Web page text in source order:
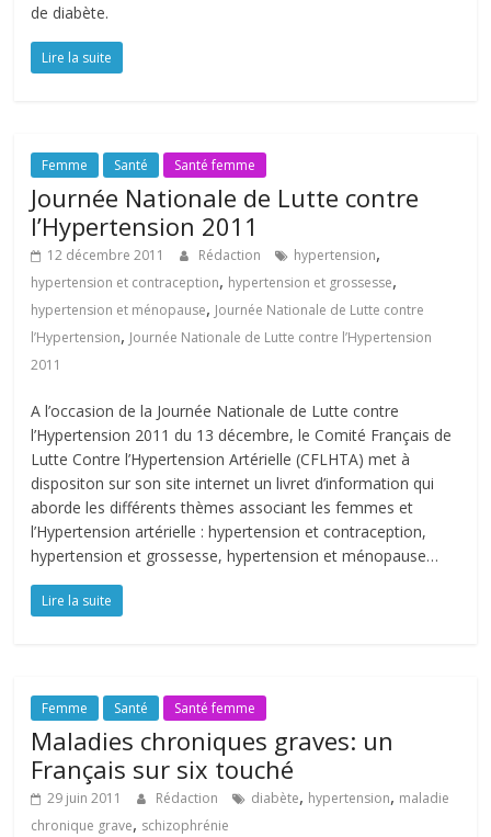
de diabète.
Lire la suite
Femme Santé Santé femme
Journée Nationale de Lutte contre
l’Hypertension 2011
12 décembre 2011 Rédaction hypertension,
hypertension et contraception, hypertension et grossesse,
hypertension et ménopause, Journée Nationale de Lutte contre
l’Hypertension, Journée Nationale de Lutte contre l’Hypertension
2011
A l’occasion de la Journée Nationale de Lutte contre
l’Hypertension 2011 du 13 décembre, le Comité Français de
Lutte Contre l’Hypertension Artérielle (CFLHTA) met à
dispositon sur son site internet un livret d’information qui
aborde les différents thèmes associant les femmes et
l’Hypertension artérielle : hypertension et contraception,
hypertension et grossesse, hypertension et ménopause…
Lire la suite
Femme Santé Santé femme
Maladies chroniques graves: un
Français sur six touché
29 juin 2011 Rédaction diabète, hypertension, maladie
chronique grave, schizophrénie